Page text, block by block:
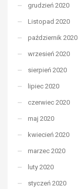
grudzień 2020
Listopad 2020
październik 2020
wrzesień 2020
sierpień 2020
lipiec 2020
czerwiec 2020
maj 2020
kwiecień 2020
marzec 2020
luty 2020
styczeń 2020